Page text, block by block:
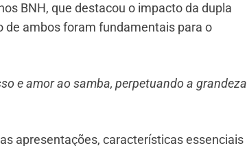
BNH, que destacou o impacto da dupla
de ambos foram fundamentais para o
e amor ao samba, perpetuando a grandeza
apresentações, características essenciais